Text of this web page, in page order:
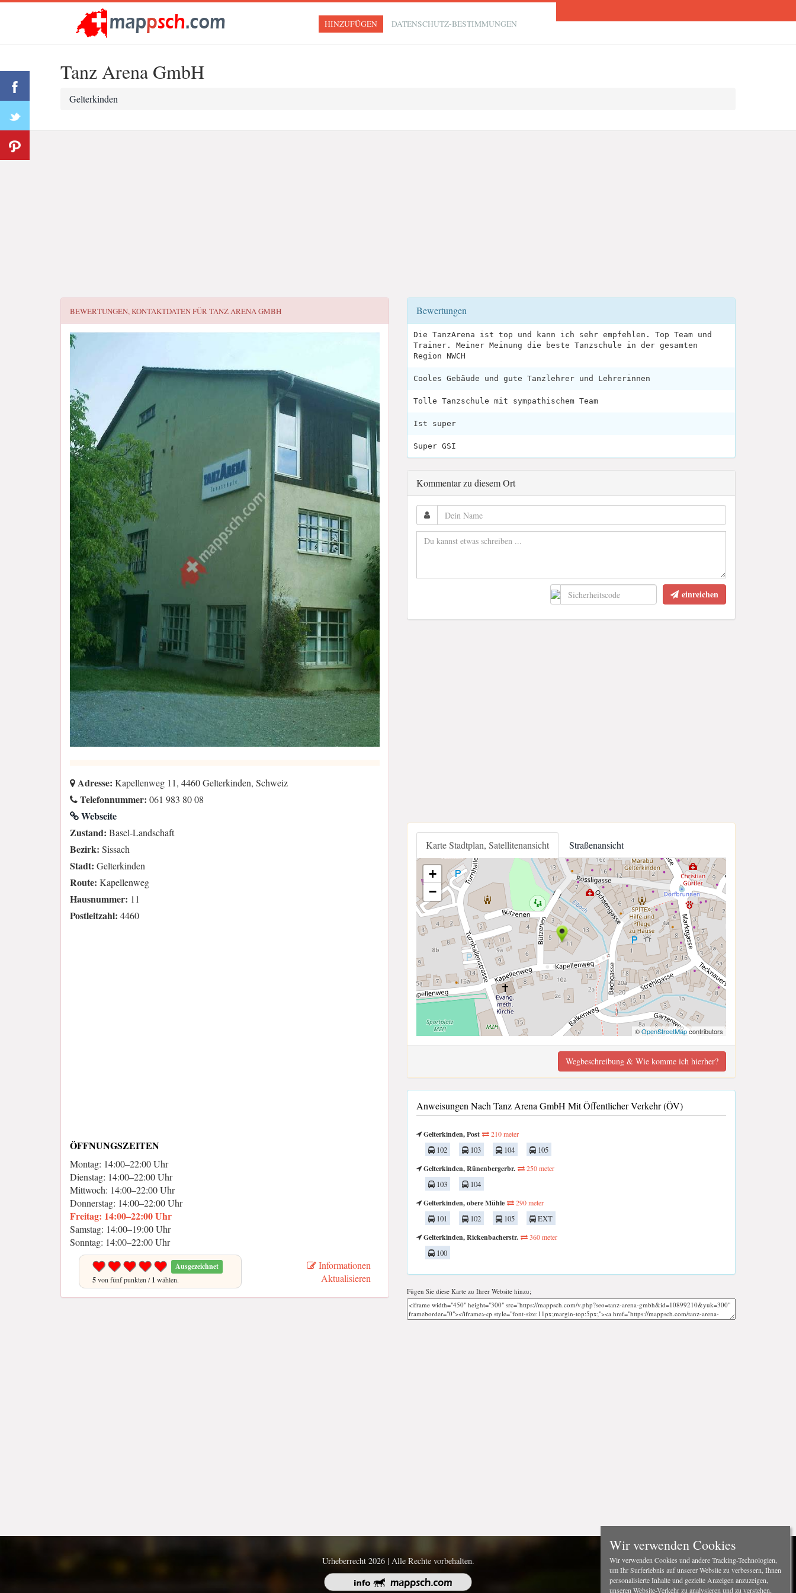
HINZUFÜGEN DATENSCHUTZ-BESTIMMUNGEN
Tanz Arena GmbH
Gelterkinden
BEWERTUNGEN, KONTAKTDATEN FÜRTANZ ARENA GMBH
Adresse: Kapellenweg 11, 4460 Gelterkinden, Schweiz
Telefonnummer: 061 983 80 08
Webseite
Zustand: Basel-Landschaft
Bezirk: Sissach
Stadt: Gelterkinden
Route: Kapellenweg
Hausnummer: 11
Postleitzahl: 4460
ÖFFNUNGSZEITEN
Montag: 14:00–22:00 Uhr
Dienstag: 14:00–22:00 Uhr
Mittwoch: 14:00–22:00 Uhr
Donnerstag: 14:00–22:00 Uhr
Freitag: 14:00–22:00 Uhr
Samstag: 14:00–19:00 Uhr
Sonntag: 14:00–22:00 Uhr
Ausgezeichnet
5von fünf punkten /1 wählen.
Informationen
Aktualisieren
Bewertungen
Die TanzArena ist top und kann ich sehr empfehlen. Top Team und
Trainer. Meiner Meinung die beste Tanzschule in der gesamten
Region NWCH
Cooles Gebäude und gute Tanzlehrer und Lehrerinnen
Tolle Tanzschule mit sympathischem Team
Ist super
Super GSI
Kommentar zu diesem Ort
einreichen
Karte Stadtplan, Satellitenansicht Straßenansicht
+
−
©OpenStreetMapcontributors
Wegbeschreibung & Wie komme ich hierher?
Anweisungen Nach Tanz Arena GmbH Mit Öffentlicher Verkehr (ÖV)
Gelterkinden, Post 210 meter
102 103 104
105
Gelterkinden, Rünenbergerbr.
250 meter
103
104
Gelterkinden, obere Mühle
290 meter
101 102 105
EXT
Gelterkinden, Rickenbacherstr.
360 meter
100
Fügen Sie diese Karte zu Ihrer Website hinzu;
Urheberrecht 2026 | Alle Rechte vorbehalten.
Wir verwenden Cookies
Wir verwenden Cookies und andere Tracking-Technologien,
um Ihr Surferlebnis auf unserer Website zu verbessern, Ihnen
personalisierte Inhalte und gezielte Anzeigen anzuzeigen,
unseren Website-Verkehr zu analysieren und zu verstehen,